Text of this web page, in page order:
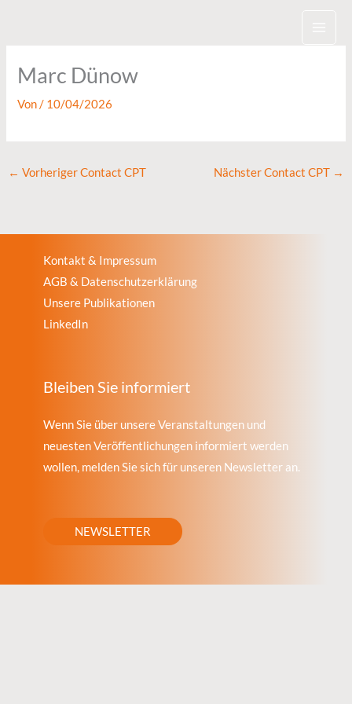
Marc Dünow
Von/ 10/04/2026
← Vorheriger Contact CPT Nächster Contact CPT →
Kontakt & Impressum
AGB & Datenschutzerklärung
Unsere Publikationen
LinkedIn
Bleiben Sie informiert
Wenn Sie über unsere Veranstaltungen und
neuesten Veröffentlichungen informiert werden
wollen, melden Sie sich für unseren Newsletter an.
NEWSLETTER